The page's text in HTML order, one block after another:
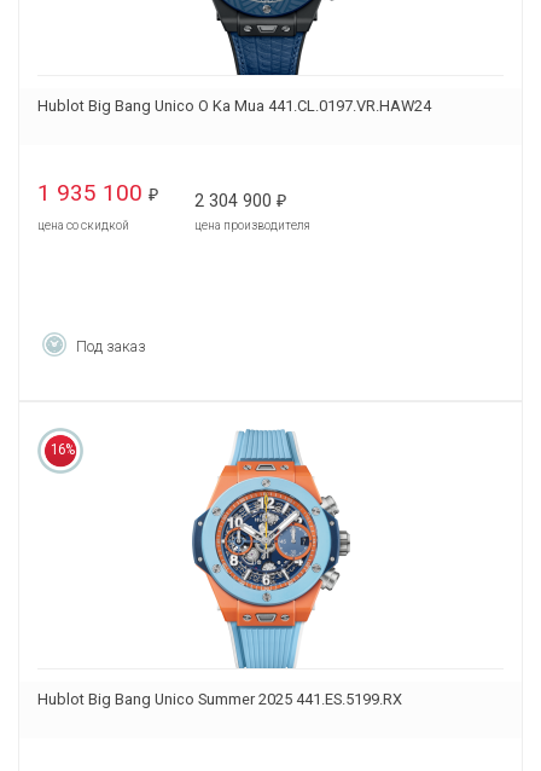
Hublot Big Bang Unico O Ka Mua 441.CL.0197.VR.HAW24
1 935 100 ₽
цена со скидкой
2 304 900 ₽
цена производителя
Под заказ
16%
Hublot Big Bang Unico Summer 2025 441.ES.5199.RX